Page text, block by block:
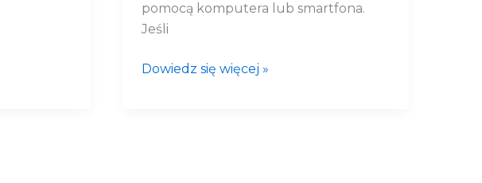
pomocą komputera lub smartfona.
Jeśli
Dowiedz się więcej »